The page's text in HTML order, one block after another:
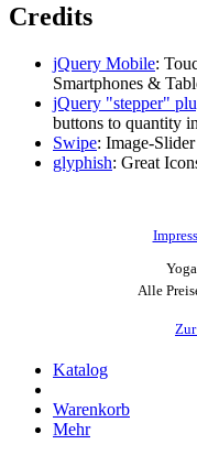
Credits
jQuery Mobile:
Smartphones &
jQuery "stepper"
buttons to quantity
Swipe: Image-
glyphish: Great
Alle
Katalog
Warenkorb
Mehr